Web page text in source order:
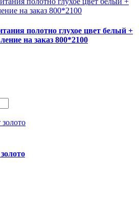
полотно глухое цвет белый +
на заказ 800*2100